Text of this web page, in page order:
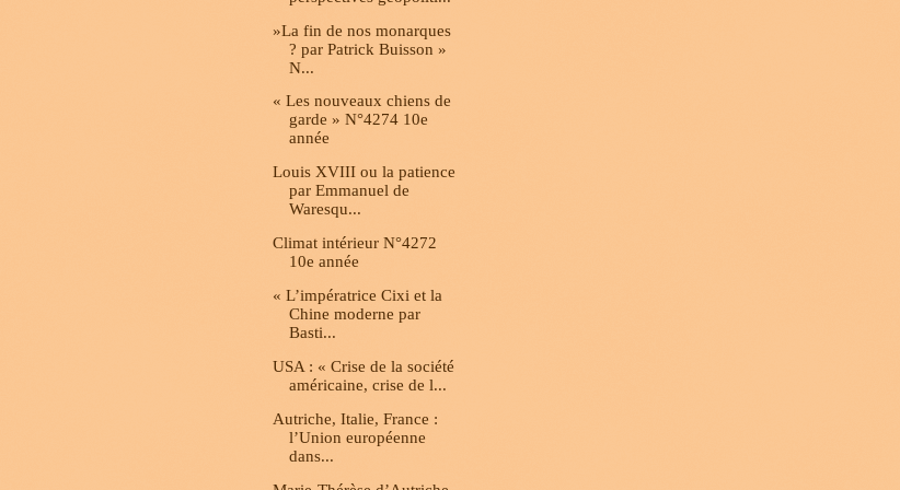
»La fin de nos monarques
? par Patrick Buisson »
N...
« Les nouveaux chiens de
garde » N°4274 10e
année
Louis XVIII ou la patience
par Emmanuel de
Waresqu...
Climat intérieur N°4272
10e année
« L’impératrice Cixi et la
Chine moderne par
Basti...
USA : « Crise de la société
américaine, crise de l...
Autriche, Italie, France :
l’Union européenne
dans...